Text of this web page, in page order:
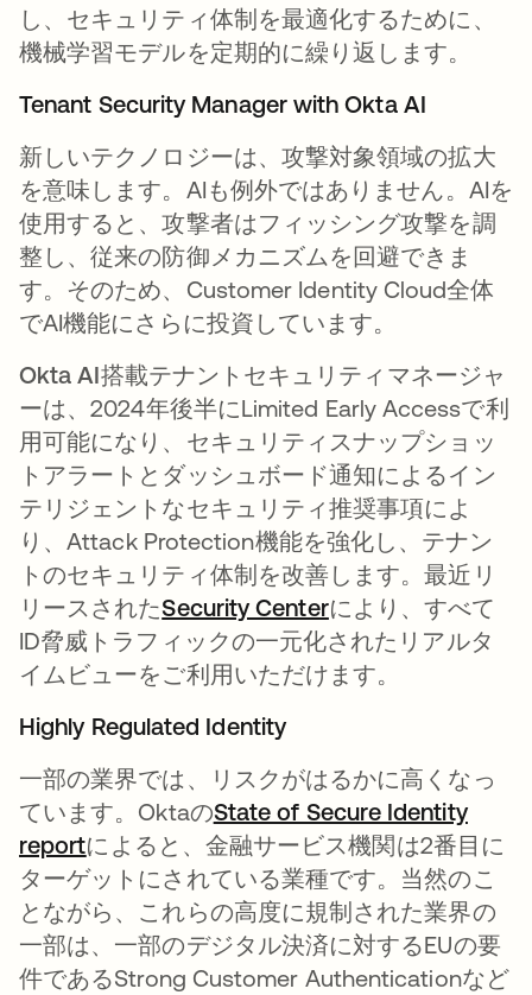
し、セキュリティ体制を最適化するために、
機械学習モデルを定期的に繰り返します。
Tenant Security Manager with Okta AI
新しいテクノロジーは、攻撃対象領域の拡大
を意味します。AIも例外ではありません。AIを
使用すると、攻撃者はフィッシング攻撃を調
整し、従来の防御メカニズムを回避できま
す。そのため、Customer Identity Cloud全体
でAI機能にさらに投資しています。
Okta AI搭載テナントセキュリティマネージャ
ーは、2024年後半にLimited Early Accessで利
用可能になり、セキュリティスナップショッ
トアラートとダッシュボード通知によるイン
テリジェントなセキュリティ推奨事項によ
り、Attack Protection機能を強化し、テナン
トのセキュリティ体制を改善します。最近リ
リースされたSecurity Center新しいタブで開く
により、すべて
ID脅威トラフィックの一元化されたリアルタ
イムビューをご利用いただけます。
Highly Regulated Identity
一部の業界では、リスクがはるかに高くなっ
ています。OktaのState of Secure Identity
report新しいタブで開く
によると、金融サービス機関は2番目に
ターゲットにされている業種です。当然のこ
とながら、これらの高度に規制された業界の
一部は、一部のデジタル決済に対するEUの要
件であるStrong Customer Authenticationなど